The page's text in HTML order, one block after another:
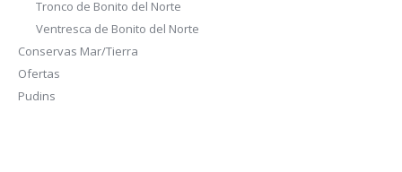
Tronco de Bonito del Norte
Ventresca de Bonito del Norte
Conservas Mar/Tierra
Ofertas
Pudins